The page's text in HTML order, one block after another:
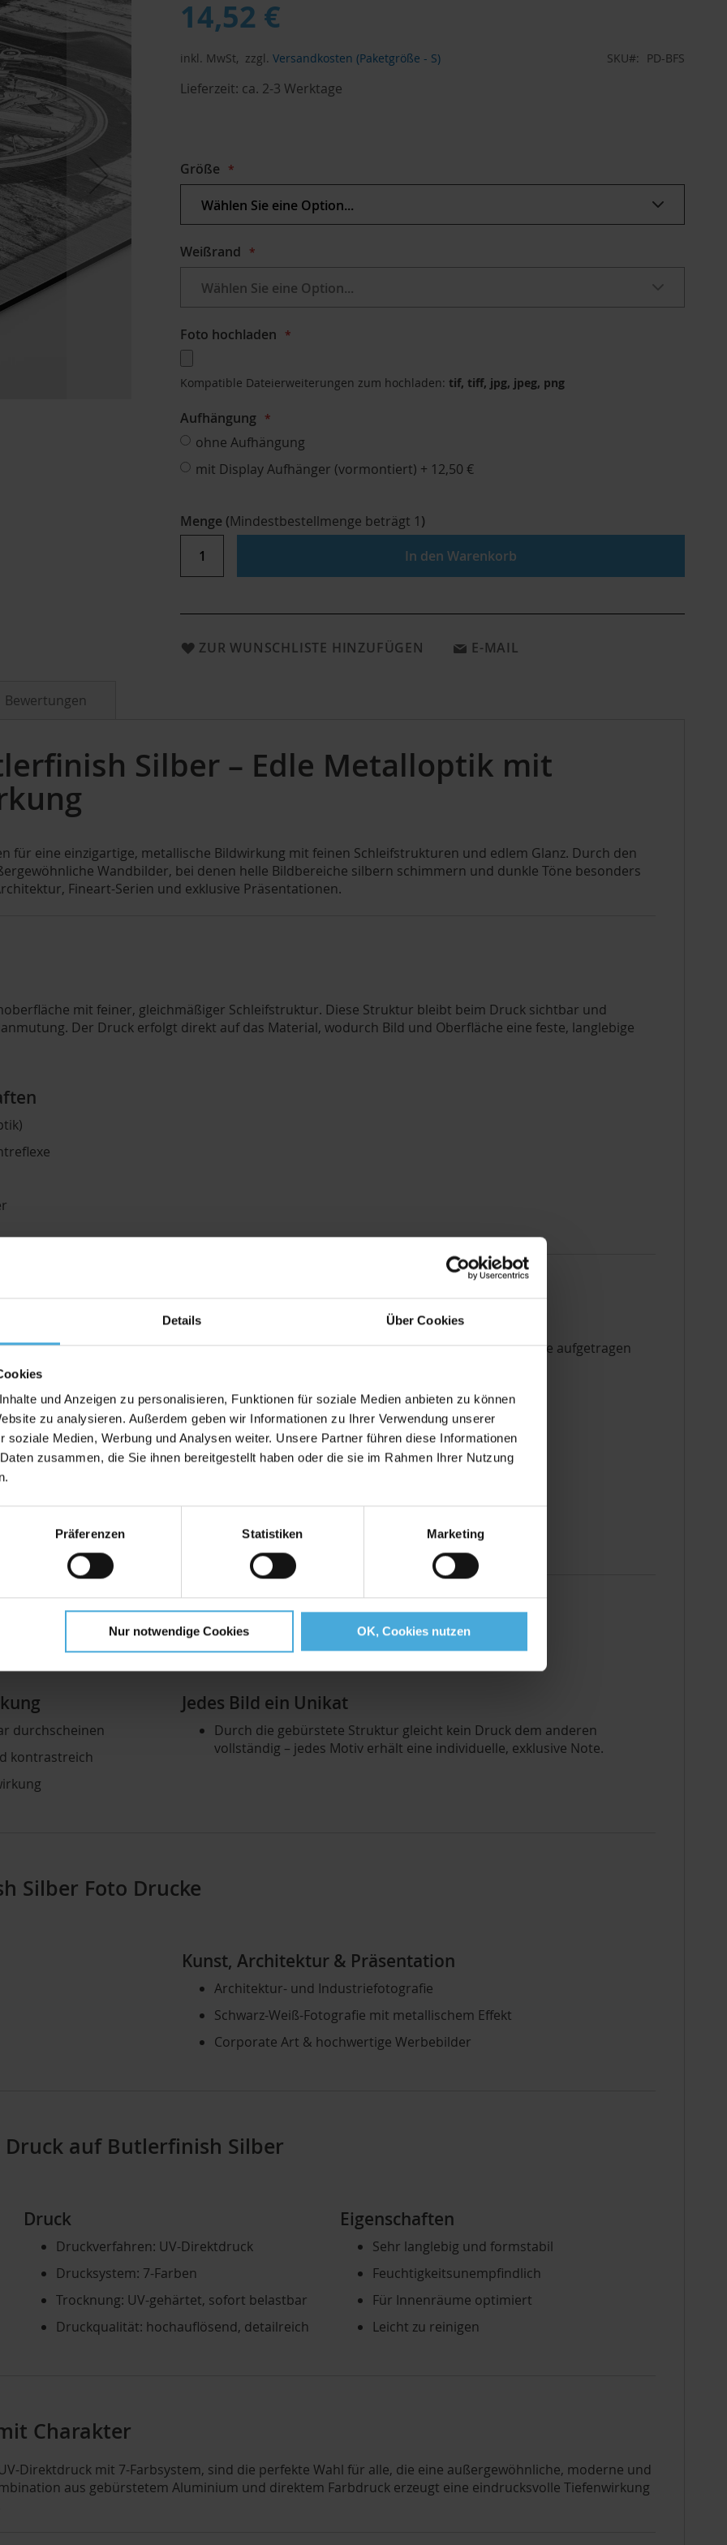
Details Über Cookies
und Anzeigen zu personalisieren, Funktionen für soziale Medien anbieten zu können
zu analysieren. Außerdem geben wir Informationen zu Ihrer Verwendung unserer
soziale Medien, Werbung und Analysen weiter. Unsere Partner führen diese Informationen
zusammen, die Sie ihnen bereitgestellt haben oder die sie im Rahmen Ihrer Nutzung
Präferenzen Statistiken Marketing
Nur notwendige Cookies OK, Cookies nutzen
14,52 €
inkl. MwSt, zzgl. Versandkosten (Paketgröße - S) SKU PD-BFS
Lieferzeit: ca. 2-3 Werktage
Größe
Weißrand
Foto hochladen
Kompatible Dateierweiterungen zum hochladen: tif, tiff, jpg, jpeg, png
Aufhängung
ohne Aufhängung
mit Display Aufhänger (vormontiert) + 12,50 €
Menge (Mindestbestellmenge beträgt 1)
In den Warenkorb
ZUR WUNSCHLISTE HINZUFÜGEN E-MAIL
Silber – Edle Metalloptik mit
für eine einzigartige, metallische Bildwirkung mit feinen Schleifstrukturen und edlem Glanz. Durch den
Wandbilder, bei denen helle Bildbereiche silbern schimmern und dunkle Töne besonders
Fineart-Serien und exklusive Präsentationen.
mit feiner, gleichmäßiger Schleifstruktur. Diese Struktur bleibt beim Druck sichtbar und
Der Druck erfolgt direkt auf das Material, wodurch Bild und Oberfläche eine feste, langlebige
– Präzision auf Metall
mit 7-Farbsystem realisiert. Die Farben werden direkt auf die Metalloberfläche aufgetragen
7-Farbsystem für feinste Nuancen
Erweiterte Farbtiefe gegenüber 4-Farb-Druck
Silber
durchscheinen
kontrastreich
Jedes Bild ein Unikat
Durch die gebürstete Struktur gleicht kein Druck dem anderen
vollständig – jedes Motiv erhält eine individuelle, exklusive Note.
Silber Foto Drucke
Kunst, Architektur & Präsentation
Architektur- und Industriefotografie
Schwarz-Weiß-Fotografie mit metallischem Effekt
Corporate Art & hochwertige Werbebilder
auf Butlerfinish Silber
Druck
Druckverfahren: UV-Direktdruck
Drucksystem: 7-Farben
Trocknung: UV-gehärtet, sofort belastbar
Druckqualität: hochauflösend, detailreich
Eigenschaften
Sehr langlebig und formstabil
Feuchtigkeitsunempfindlich
Für Innenräume optimiert
Leicht zu reinigen
Charakter
Direktdruck mit 7-Farbsystem, sind die perfekte Wahl für alle, die eine außergewöhnliche, moderne und
aus gebürstetem Aluminium und direktem Farbdruck erzeugt eine eindrucksvolle Tiefenwirkung
Bewertungen